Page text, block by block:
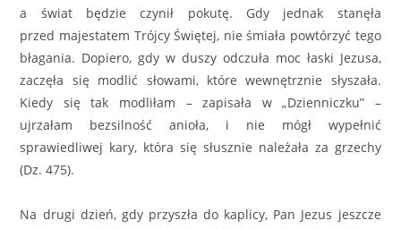
a świat będzie czynił pokutę. Gdy jednak stanęła
przed majestatem Trójcy Świętej, nie śmiała powtórzyć tego
błagania. Dopiero, gdy w duszy odczuła moc łaski Jezusa,
zaczęła się modlić słowami, które wewnętrznie słyszała.
Kiedy się tak modliłam – zapisała w „Dzienniczku” –
ujrzałam bezsilność anioła, i nie mógł wypełnić
sprawiedliwej kary, która się słusznie należała za grzechy
(Dz. 475).
Na drugi dzień, gdy przyszła do kaplicy, Pan Jezus jeszcze